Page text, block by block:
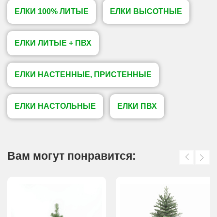
ЕЛКИ 100% ЛИТЫЕ ЕЛКИ ВЫСОТНЫЕ
ЕЛКИ ЛИТЫЕ + ПВХ
ЕЛКИ НАСТЕННЫЕ, ПРИСТЕННЫЕ
ЕЛКИ НАСТОЛЬНЫЕ ЕЛКИ ПВХ
Вам могут понравится: